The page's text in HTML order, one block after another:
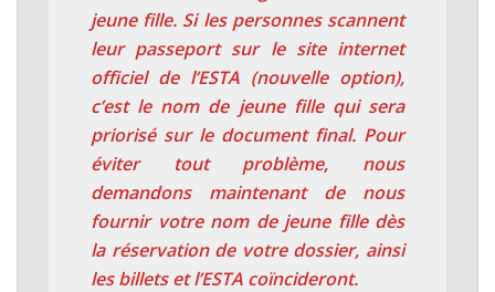
jeune fille. Si les personnes scannent
leur passeport sur le site internet
officiel de l’ESTA (nouvelle option),
c’est le nom de jeune fille qui sera
priorisé sur le document final. Pour
éviter tout problème, nous
demandons maintenant de nous
fournir votre nom de jeune fille dès
la réservation de votre dossier, ainsi
les billets et l’ESTA coïncideront.